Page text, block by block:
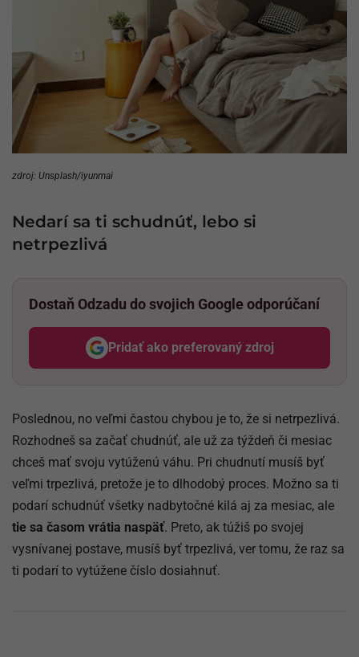
zdroj: Unsplash/iyunmai
Nedarí sa ti schudnúť, lebo si
netrpezlivá
Dostaň Odzadu do svojich Google odporúčaní
Pridať ako preferovaný zdroj
Odzadu, odkaz sa otvorí v
Poslednou, no veľmi častou chybou je to, že si netrpezlivá.
Rozhodneš sa začať chudnúť, ale už za týždeň či mesiac
chceš mať svoju vytúženú váhu. Pri chudnutí musíš byť
veľmi trpezlivá, pretože je to dlhodobý proces. Možno sa ti
podarí schudnúť všetky nadbytočné kilá aj za mesiac, ale
tie sa časom vrátia naspäť. Preto, ak túžiš po svojej
vysnívanej postave, musíš byť trpezlivá, ver tomu, že raz sa
ti podarí to vytúžene číslo dosiahnuť.